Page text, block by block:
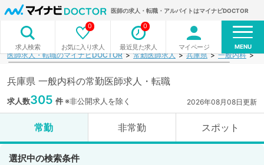
医師の求人・転職・アルバイトはマイナビDOCTOR
求人検索 お気に入り求人
0
最近見た求人
0
マイページ MENU
医師求人・転職のマイナビDOCTOR 常勤医師求人 兵庫県 一般内科
兵庫県 一般内科の常勤医師求人・転職
求人数305 件※非公開求人を除く 2026年08月08日更新
常勤 非常勤 スポット
選択中の検索条件